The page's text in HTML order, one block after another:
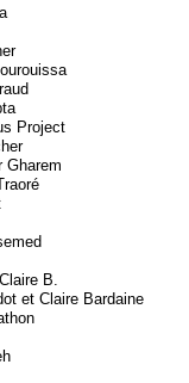
Project
Gharem
B.
et Claire Bardaine